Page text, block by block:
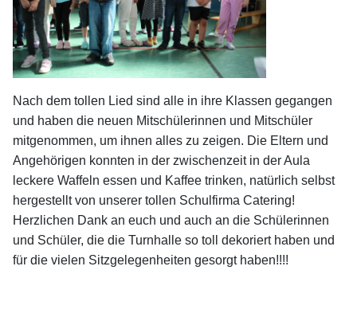
Nach dem tollen Lied sind alle in ihre Klassen gegangen
und haben die neuen Mitschülerinnen und Mitschüler
mitgenommen, um ihnen alles zu zeigen. Die Eltern und
Angehörigen konnten in der zwischenzeit in der Aula
leckere Waffeln essen und Kaffee trinken, natürlich selbst
hergestellt von unserer tollen Schulfirma Catering!
Herzlichen Dank an euch und auch an die Schülerinnen
und Schüler, die die Turnhalle so toll dekoriert haben und
für die vielen Sitzgelegenheiten gesorgt haben!!!!